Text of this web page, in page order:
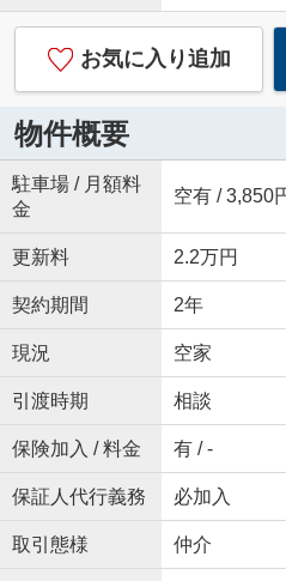
お気に入り追加
物件概要
駐車場 / 月額料
金
空有 / 3,850
更新料 2.2万円
契約期間 2年
現況 空家
引渡時期 相談
保険加入 / 料金 有 / -
保証人代行義務 必加入
取引態様 仲介